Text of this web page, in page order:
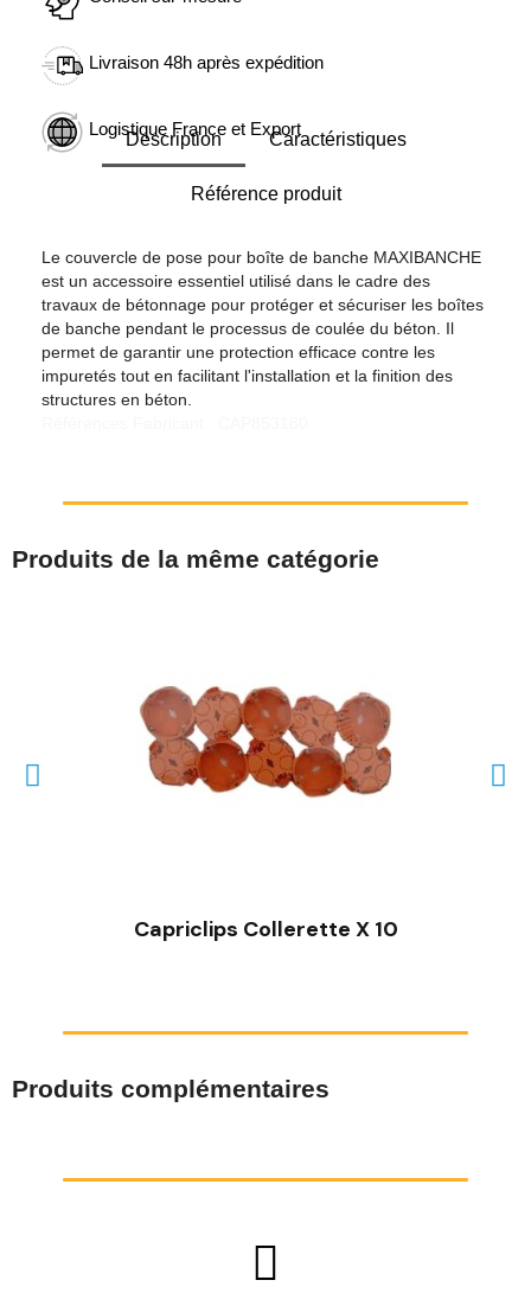
Livraison 48h après expédition
Logistique France et Export
Description Caractéristiques
Référence produit
Le couvercle de pose pour boîte de banche MAXIBANCHE
est un accessoire essentiel utilisé dans le cadre des
travaux de bétonnage pour protéger et sécuriser les boîtes
de banche pendant le processus de coulée du béton. Il
permet de garantir une protection efficace contre les
impuretés tout en facilitant l'installation et la finition des
structures en béton.
Produits de la même catégorie
Capriclips Collerette X 10
Produits complémentaires